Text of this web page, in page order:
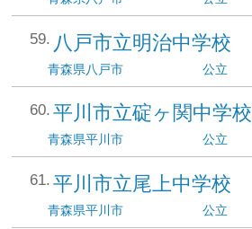
八戸市立明治中学校
青森県八戸市 公立
平川市立碇ヶ関中学校
青森県平川市 公立
平川市立尾上中学校
青森県平川市 公立